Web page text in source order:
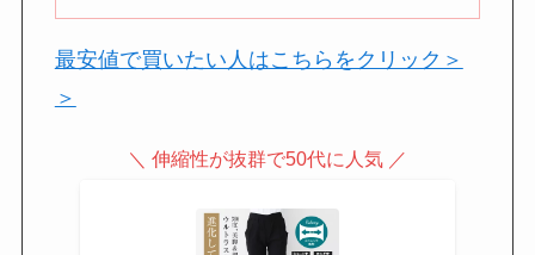
最安値で買いたい人はこちらをクリック＞
＞
＼ 伸縮性が抜群で50代に人気 ／